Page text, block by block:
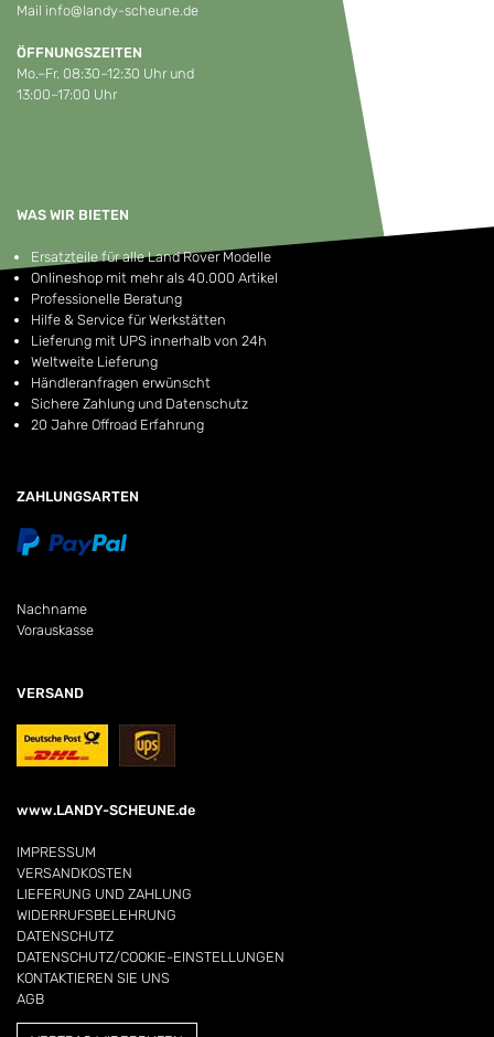
Mail info@landy-scheune.de
ÖFFNUNGSZEITEN
Mo.–Fr. 08:30–12:30 Uhr und
13:00–17:00 Uhr
WAS WIR BIETEN
Ersatzteile für alle Land Rover Modelle
Onlineshop mit mehr als 40.000 Artikel
Professionelle Beratung
Hilfe & Service für Werkstätten
Lieferung mit UPS innerhalb von 24h
Weltweite Lieferung
Händleranfragen erwünscht
Sichere Zahlung und Datenschutz
20 Jahre Offroad Erfahrung
ZAHLUNGSARTEN
Nachname
Vorauskasse
VERSAND
www.LANDY-SCHEUNE.de
IMPRESSUM
VERSANDKOSTEN
LIEFERUNG UND ZAHLUNG
WIDERRUFSBELEHRUNG
DATENSCHUTZ
DATENSCHUTZ/COOKIE-EINSTELLUNGEN
KONTAKTIEREN SIE UNS
AGB